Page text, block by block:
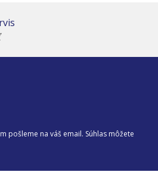
pošleme na váš email. Súhlas môžete